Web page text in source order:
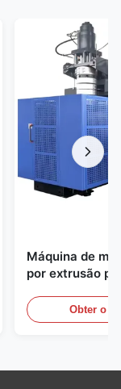
Máquina de
por extrusão
equipamento
moldagem por
Obter o